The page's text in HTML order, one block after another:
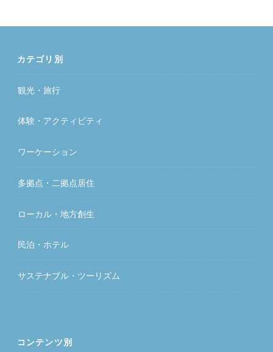
カテゴリ別
観光・旅行
体験・アクティビティ
ワーケーション
多拠点・二拠点居住
ローカル・地方創生
民泊・ホテル
サステナブル・ツーリズム
コンテンツ別